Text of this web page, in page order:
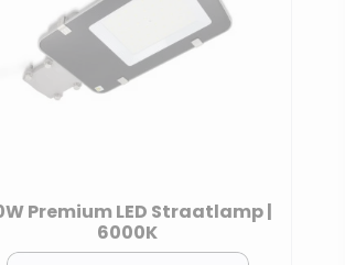
Premium LED Straatlamp |
6000K